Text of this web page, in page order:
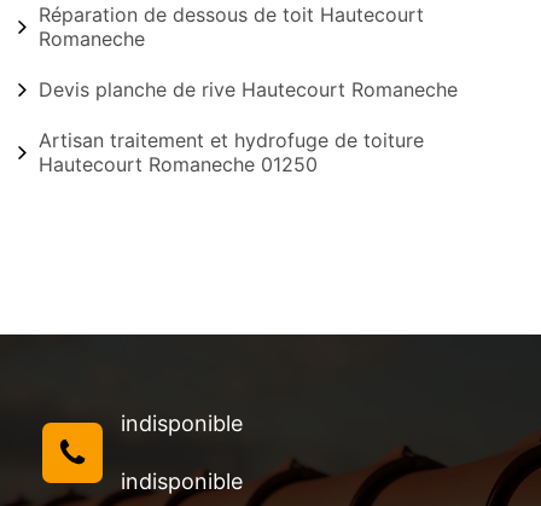
Réparation de dessous de toit Hautecourt
Romaneche
Devis planche de rive Hautecourt Romaneche
Artisan traitement et hydrofuge de toiture
Hautecourt Romaneche 01250
indisponible
indisponible